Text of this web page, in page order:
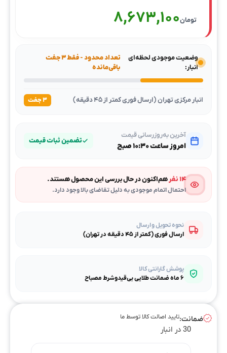
تومان8,673,100
وضعیت موجودی لحظه‌ای
انبار:
تعداد محدود - فقط ۳ جفت
باقی‌مانده
انبار مرکزی تهران (ارسال فوری کمتر از ۴۵ دقیقه) ۳ جفت
آخرین به‌روزرسانی قیمت
امروز ساعت ۱۰:۳۰ صبح
تضمین ثبات قیمت
۱۴ نفر هم‌اکنون در حال بررسی این محصول هستند.
احتمال اتمام موجودی به دلیل تقاضای بالا وجود دارد.
نحوه تحویل و ارسال
ارسال فوری (کمتر از ۴۵ دقیقه در تهران)
پوشش گارانتی کالا
۶ ماه ضمانت طلایی بی‌قیدوشرط مصباح
ضمانت:تایید اصالت کالا توسط ما
30 در انبار